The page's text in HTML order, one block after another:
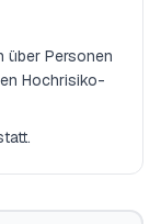
über Personen
Hochrisiko-